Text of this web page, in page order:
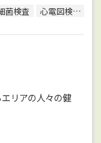
菌検査 心電図検査
リアの人々の健